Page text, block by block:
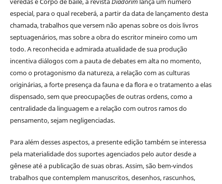
especial, para o qual receberá, a partir da data de lançamento desta
chamada, trabalhos que versem não apenas sobre os dois livros
septuagenários, mas sobre a obra do escritor mineiro como um
todo. A reconhecida e admirada atualidade de sua produção
incentiva diálogos com a pauta de debates em alta no momento,
como o protagonismo da natureza, a relação com as culturas
originárias, a forte presença da fauna e da flora e o tratamento a elas
dispensado, sem que preocupações de outras ordens, como a
centralidade da linguagem e a relação com outros ramos do
pensamento, sejam negligenciadas.
Para além desses aspectos, a presente edição também se interessa
pela materialidade dos suportes agenciados pelo autor desde a
gênese até a publicação de suas obras. Assim, são bem-vindos
trabalhos que contemplem manuscritos, desenhos, rascunhos,